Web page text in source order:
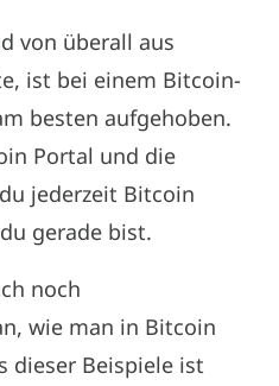
von überall aus
ist bei einem Bitcoin-
besten aufgehoben.
Portal und die
jederzeit Bitcoin
gerade bist.
noch
wie man in Bitcoin
dieser Beispiele ist